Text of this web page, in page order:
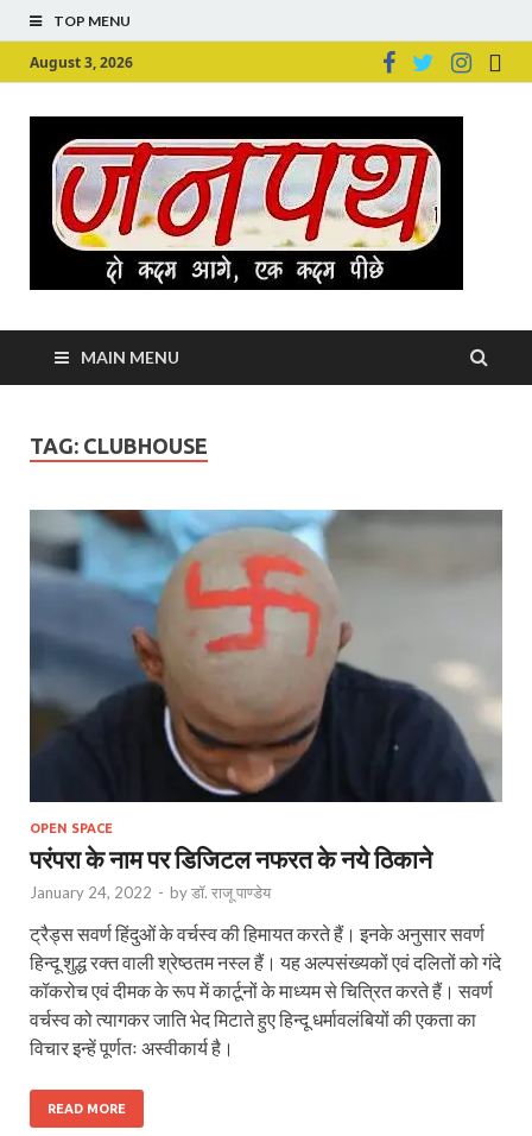
TOP MENU
August 3, 2026
MAIN MENU
TAG: CLUBHOUSE
OPEN SPACE
परंपरा के नाम पर डिजिटल नफरत के नये ठिकाने
January 24, 2022 - byडॉ. राजू पाण्डेय
ट्रैड्स सवर्ण हिंदुओं के वर्चस्व की हिमायत करते हैं। इनके अनुसार सवर्ण
हिन्दू शुद्ध रक्त वाली श्रेष्ठतम नस्ल हैं। यह अल्पसंख्यकों एवं दलितों को गंदे
कॉकरोच एवं दीमक के रूप में कार्टूनों के माध्यम से चित्रित करते हैं। सवर्ण
वर्चस्व को त्यागकर जाति भेद मिटाते हुए हिन्दू धर्मावलंबियों की एकता का
विचार इन्हें पूर्णतः अस्वीकार्य है।
READ MORE